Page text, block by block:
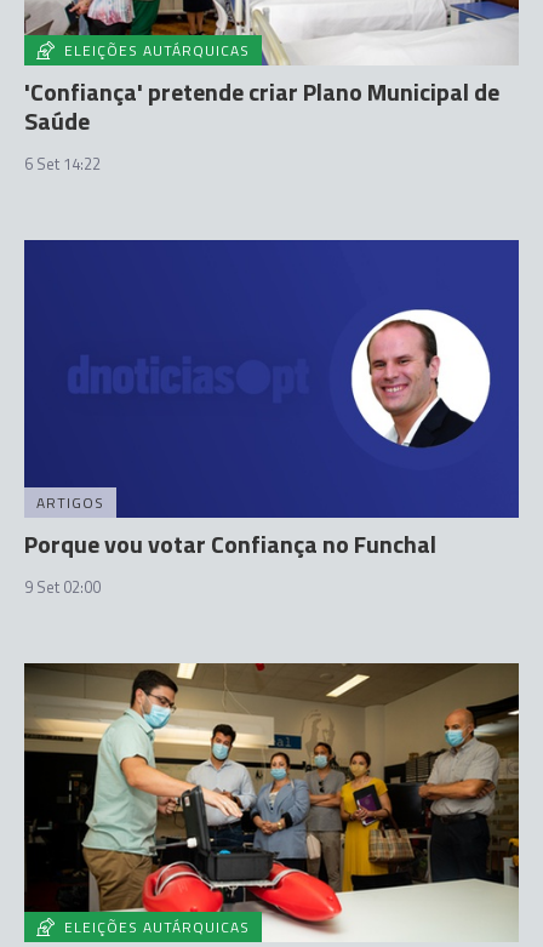
ELEIÇÕES AUTÁRQUICAS
'Confiança' pretende criar Plano Municipal de
Saúde
6 Set 14:22
ARTIGOS
Porque vou votar Confiança no Funchal
9 Set 02:00
ELEIÇÕES AUTÁRQUICAS